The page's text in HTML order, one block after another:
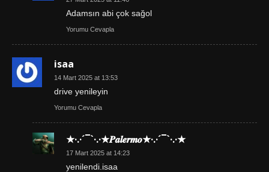
Adamsın abi çok sağol
Yorumu Cevapla
isaa
14 Mart 2025 at 13:53
drive yenileyin
Yorumu Cevapla
★·.·´¯`·.·★𝑷𝒂𝒍𝒆𝒓𝒎𝒐★·.·´¯`·.·★
17 Mart 2025 at 14:23
yenilendi.isaa